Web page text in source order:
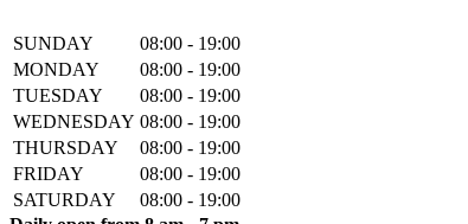
SUNDAY
08:00 - 19:00
MONDAY
08:00 - 19:00
TUESDAY
08:00 - 19:00
WEDNESDAY 08:00 - 19:00
THURSDAY
08:00 - 19:00
FRIDAY
08:00 - 19:00
SATURDAY
08:00 - 19:00